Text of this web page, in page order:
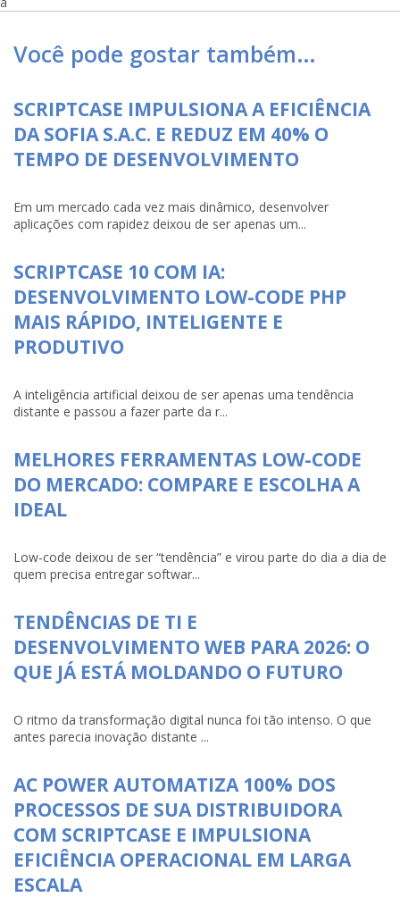
Você pode gostar também…
SCRIPTCASE IMPULSIONA A EFICIÊNCIA
DA SOFIA S.A.C. E REDUZ EM 40% O
TEMPO DE DESENVOLVIMENTO
Em um mercado cada vez mais dinâmico, desenvolver
aplicações com rapidez deixou de ser apenas um...
SCRIPTCASE 10 COM IA:
DESENVOLVIMENTO LOW-CODE PHP
MAIS RÁPIDO, INTELIGENTE E
PRODUTIVO
A inteligência artificial deixou de ser apenas uma tendência
distante e passou a fazer parte da r...
MELHORES FERRAMENTAS LOW-CODE
DO MERCADO: COMPARE E ESCOLHA A
IDEAL
Low-code deixou de ser “tendência” e virou parte do dia a dia de
quem precisa entregar softwar...
TENDÊNCIAS DE TI E
DESENVOLVIMENTO WEB PARA 2026: O
QUE JÁ ESTÁ MOLDANDO O FUTURO
O ritmo da transformação digital nunca foi tão intenso. O que
antes parecia inovação distante ...
AC POWER AUTOMATIZA 100% DOS
PROCESSOS DE SUA DISTRIBUIDORA
COM SCRIPTCASE E IMPULSIONA
EFICIÊNCIA OPERACIONAL EM LARGA
ESCALA